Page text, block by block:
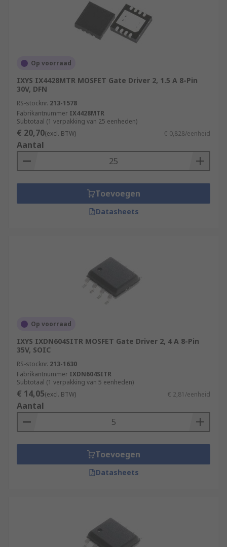
Op voorraad
IXYS IX4428MTR MOSFET Gate Driver 2, 1.5 A 8-Pin
30V, DFN
RS-stocknr. 213-1578
Fabrikantnummer IX4428MTR
Subtotaal (1 verpakking van 25 eenheden)
€ 20,70(excl. BTW) € 0,828/eenheid
Aantal
Toevoegen
Datasheets
Op voorraad
IXYS IXDN604SITR MOSFET Gate Driver 2, 4 A 8-Pin
35V, SOIC
RS-stocknr. 213-1630
Fabrikantnummer IXDN604SITR
Subtotaal (1 verpakking van 5 eenheden)
€ 14,05(excl. BTW) € 2,81/eenheid
Aantal
Toevoegen
Datasheets